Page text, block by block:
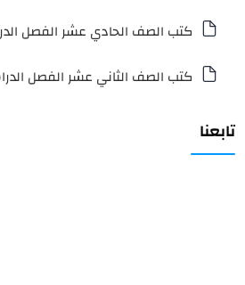
كتب الصف الحادي عشر الفصل
كتب الصف الثاني عشر الفصل
تابعنا